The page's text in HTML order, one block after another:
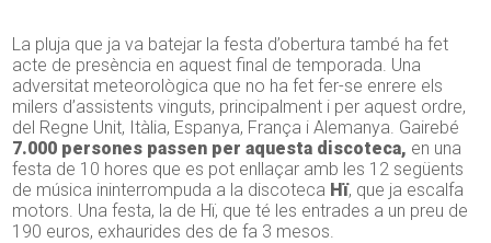
La pluja que ja va batejar la festa d’obertura també ha fet
acte de presència en aquest final de temporada. Una
adversitat meteorològica que no ha fet fer-se enrere els
milers d’assistents vinguts, principalment i per aquest ordre,
del Regne Unit, Itàlia, Espanya, França i Alemanya. Gairebé
7.000 persones passen per aquesta discoteca, en una
festa de 10 hores que es pot enllaçar amb les 12 següents
de música ininterrompuda a la discoteca Hï, que ja escalfa
motors. Una festa, la de Hï, que té les entrades a un preu de
190 euros, exhaurides des de fa 3 mesos.